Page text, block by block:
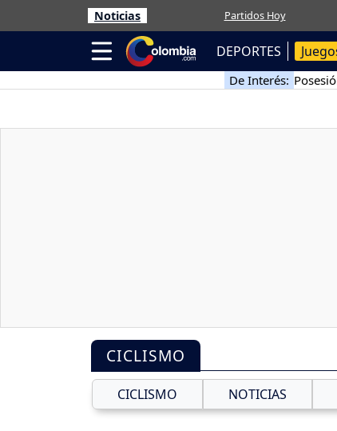
Noticias Partidos Hoy
DEPORTES
De Interés:
CICLISMO
CICLISMO NOTICIAS